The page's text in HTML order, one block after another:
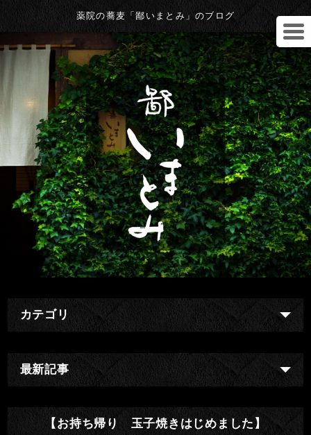
薬院の蕎麦「鄙いまとみ」のブログ
カテゴリ
最新記事
【お持ち帰り 玉子焼きはじめました】